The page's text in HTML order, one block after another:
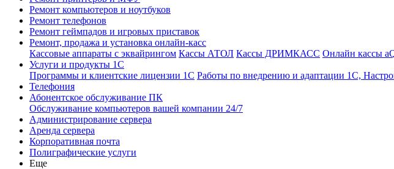
Ремонт компьютеров и ноутбуков
Ремонт телефонов
Ремонт геймпадов и игровых приставок
Ремонт, продажа и установка онлайн-касс
Кассовые аппараты с эквайрингом Кассы АТОЛ Кассы ДРИМКАСС Онлайн кассы
Услуги и продукты 1С
Программы и клиентские лицензии 1С Работы по внедрению и адаптации 1С,
Телефония
Абонентское обслуживание ПК
Обслуживание компьютеров вашей компании 24/7
Администрирование сервера
Аренда сервера
Корпоративная почта
Полиграфические услуги
Еще